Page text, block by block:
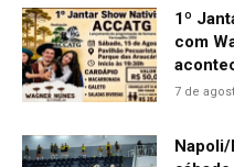
1º
com
7 de